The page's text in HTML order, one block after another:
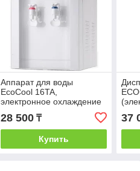
Аппарат для воды
EcoCool 16TA,
электронное охлаждение
28 500₸
Купить
37